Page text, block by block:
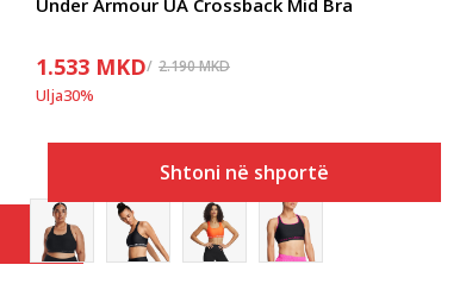
1.533 MKD 2.190MKD
Ulja30%
Shtoni në shportë